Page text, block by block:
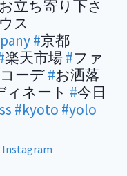
立ち寄り下さ
ス
#京都
楽天市場#ファ
コーデ#お洒落
ィネート #今日
#kyoto #yolo
Instagram